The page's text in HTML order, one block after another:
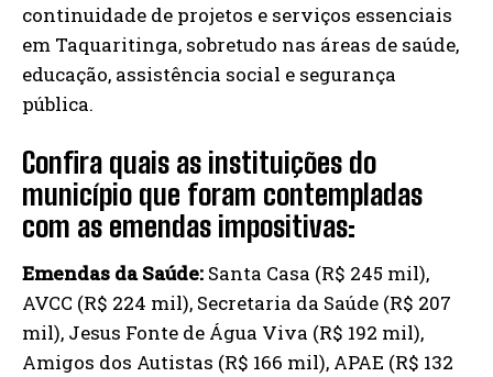
continuidade de projetos e serviços essenciais
em Taquaritinga, sobretudo nas áreas de saúde,
educação, assistência social e segurança
pública.
Confira quais as instituições do
município que foram contempladas
com as emendas impositivas:
Emendas da Saúde: Santa Casa (R$ 245 mil),
AVCC (R$ 224 mil), Secretaria da Saúde (R$ 207
mil), Jesus Fonte de Água Viva (R$ 192 mil),
Amigos dos Autistas (R$ 166 mil), APAE (R$ 132